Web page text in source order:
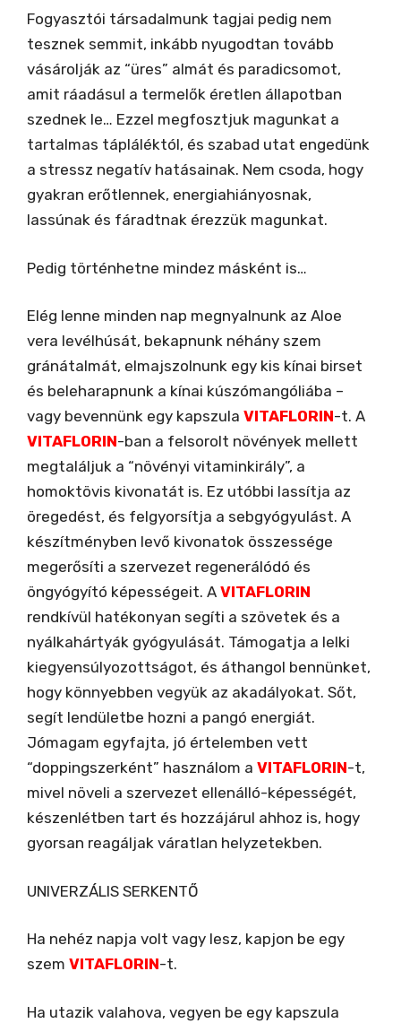
Fogyasztói társadalmunk tagjai pedig nem
tesznek semmit, inkább nyugodtan tovább
vásárolják az “üres” almát és paradicsomot,
amit ráadásul a termelők éretlen állapotban
szednek le… Ezzel megfosztjuk magunkat a
tartalmas tápláléktól, és szabad utat engedünk
a stressz negatív hatásainak. Nem csoda, hogy
gyakran erőtlennek, energiahiányosnak,
lassúnak és fáradtnak érezzük magunkat.
Pedig történhetne mindez másként is…
Elég lenne minden nap megnyalnunk az Aloe
vera levélhúsát, bekapnunk néhány szem
gránátalmát, elmajszolnunk egy kis kínai birset
és beleharapnunk a kínai kúszómangóliába –
vagy bevennünk egy kapszula VITAFLORIN-t. A
VITAFLORIN-ban a felsorolt növények mellett
megtaláljuk a “növényi vitaminkirály”, a
homoktövis kivonatát is. Ez utóbbi lassítja az
öregedést, és felgyorsítja a sebgyógyulást. A
készítményben levő kivonatok összessége
megerősíti a szervezet regenerálódó és
öngyógyító képességeit. A VITAFLORIN
rendkívül hatékonyan segíti a szövetek és a
nyálkahártyák gyógyulását. Támogatja a lelki
kiegyensúlyozottságot, és áthangol bennünket,
hogy könnyebben vegyük az akadályokat. Sőt,
segít lendületbe hozni a pangó energiát.
Jómagam egyfajta, jó értelemben vett
“doppingszerként” használom a VITAFLORIN-t,
mivel növeli a szervezet ellenálló-képességét,
készenlétben tart és hozzájárul ahhoz is, hogy
gyorsan reagáljak váratlan helyzetekben.
UNIVERZÁLIS SERKENTŐ
Ha nehéz napja volt vagy lesz, kapjon be egy
szem VITAFLORIN-t.
Ha utazik valahova, vegyen be egy kapszula